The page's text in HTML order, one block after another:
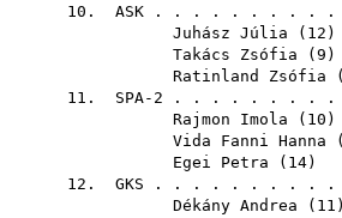
10. ASK . . . . . . . . . . .
Juhász Júlia ( 12
Takács Zsófia ( 9
Ratinland Zsófia (
11. SPA-2 . . . . . . . . .
Rajmon Imola ( 10
Vida Fanni Hanna (
Egei Petra ( 14
12. GKS . . . . . . . . . . .
Dékány Andrea ( 11